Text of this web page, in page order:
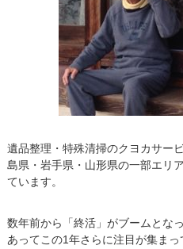
遺品整理・特殊清掃のクヨカサー
島県・岩手県・山形県の一部エリ
ています。
数年前から「終活」がブームとな
あってこの1年さらに注目が集まっ